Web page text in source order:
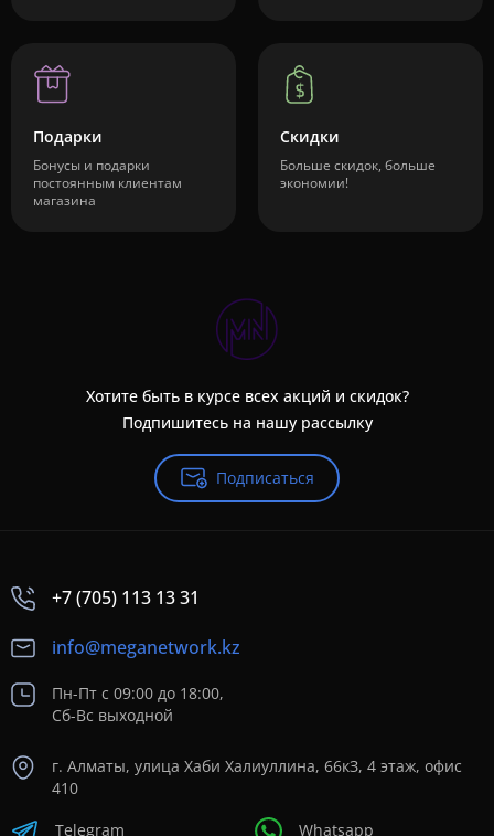
Подарки
Бонусы и подарки
постоянным клиентам
магазина
Скидки
Больше скидок, больше
экономии!
Хотите быть в курсе всех акций и скидок?
Подпишитесь на нашу рассылку
Подписаться
+7 (705) 113 13 31
info@meganetwork.kz
Пн-Пт с 09:00 до 18:00,
Сб-Вс выходной
г. Алматы, улица Хаби Халиуллина, 66кЗ, 4 этаж, офис
410
Telegram Whatsapp